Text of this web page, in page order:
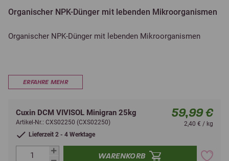
Organischer NPK-Dünger mit lebenden Mikroorganismen
Organischer NPK-Dünger mit lebenden Mikroorganismen
ERFAHRE MEHR
Cuxin DCM VIVISOL Minigran 25kg
Artikel-Nr.: CXS02250 (CXS02250)
Lieferzeit 2 - 4 Werktage
59,99 €
2,40 € / kg
WARENKORB